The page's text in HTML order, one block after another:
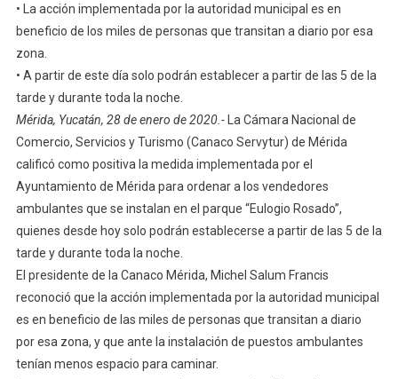
Medida
Para
A
Vendedores
Ambulantes
Rosado”:
Canaco
• La acción implementada por la autoridad municipal es en
beneficio de los miles de personas que transitan a diario por esa
zona.
• A partir de este día solo podrán establecer a partir de las 5 de la
tarde y durante toda la noche.
Mérida, Yucatán, 28 de enero de 2020.-La Cámara Nacional de
Comercio, Servicios y Turismo (Canaco Servytur) de Mérida
calificó como positiva la medida implementada por el
Ayuntamiento de Mérida para ordenar a los vendedores
ambulantes que se instalan en el parque “Eulogio Rosado”,
quienes desde hoy solo podrán establecerse a partir de las 5 de la
tarde y durante toda la noche.
El presidente de la Canaco Mérida, Michel Salum Francis
reconoció que la acción implementada por la autoridad municipal
es en beneficio de las miles de personas que transitan a diario
por esa zona, y que ante la instalación de puestos ambulantes
tenían menos espacio para caminar.